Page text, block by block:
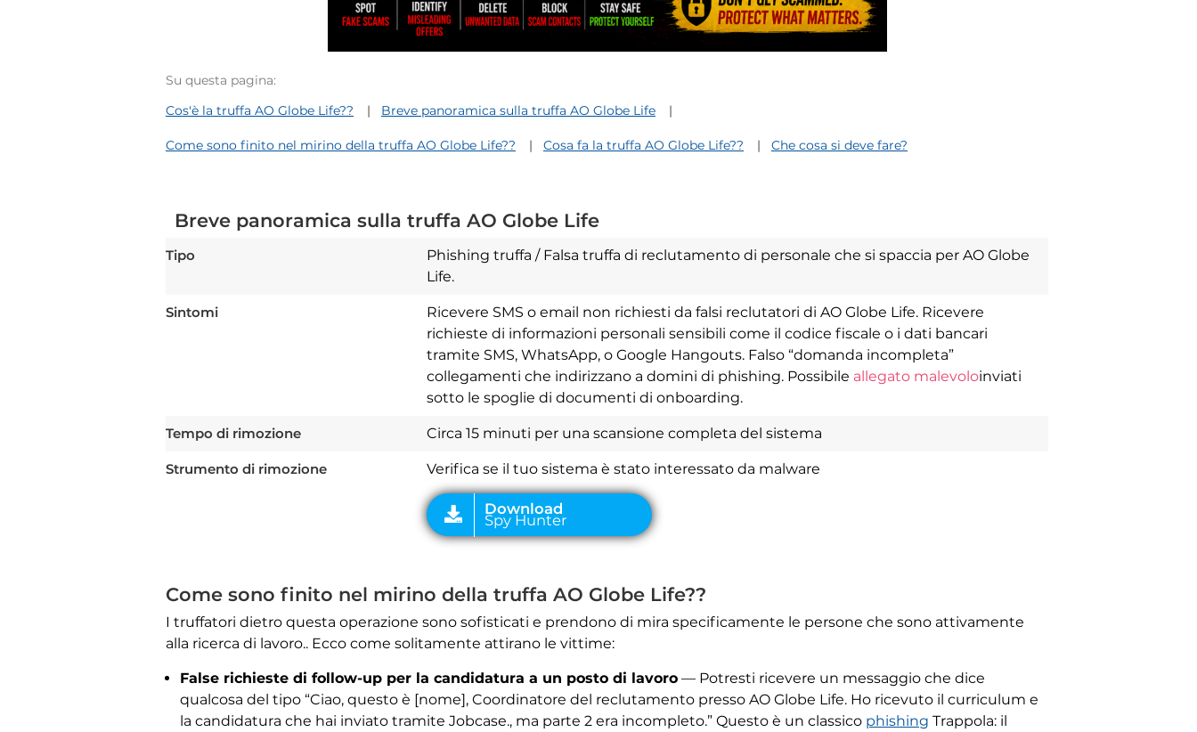
Su questa pagina:
Cos'è la truffa AO Globe Life??
Breve panoramica sulla truffa AO Globe Life
Come sono finito nel mirino della truffa AO Globe Life?? Cosa fa la truffa AO Globe Life?? Che cosa si deve fare?
Breve panoramica sulla truffa AO Globe Life
Tipo
Phishing truffa / Falsa truffa di reclutamento di personale che si spaccia per AO Globe
Life.
Sintomi
Ricevere SMS o email non richiesti da falsi reclutatori di AO Globe Life. Ricevere
richieste di informazioni personali sensibili come il codice fiscale o i dati bancari
tramite SMS, WhatsApp, o Google Hangouts. Falso “domanda incompleta”
collegamenti che indirizzano a domini di phishing. Possibile allegato malevoloinviati
sotto le spoglie di documenti di onboarding.
Tempo di rimozione Circa 15 minuti per una scansione completa del sistema
Strumento di rimozione Verifica se il tuo sistema è stato interessato da malware
Spy Hunter
Come sono finito nel mirino della truffa AO Globe Life??
I truffatori dietro questa operazione sono sofisticati e prendono di mira specificamente le persone che sono attivamente
alla ricerca di lavoro.. Ecco come solitamente attirano le vittime:
False richieste di follow-up per la candidatura a un posto di lavoro — Potresti ricevere un messaggio che dice
qualcosa del tipo “Ciao, questo è [nome], Coordinatore del reclutamento presso AO Globe Life. Ho ricevuto il curriculum e
la candidatura che hai inviato tramite Jobcase., ma parte 2 era incompleto.” Questo è un classico phishing Trappola: il